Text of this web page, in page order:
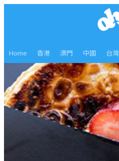
Home 香港 澳門 中國 台灣